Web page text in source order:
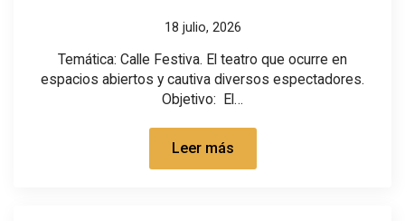
18 julio, 2026
Temática: Calle Festiva. El teatro que ocurre en
espacios abiertos y cautiva diversos espectadores.
Objetivo: El…
Leer más